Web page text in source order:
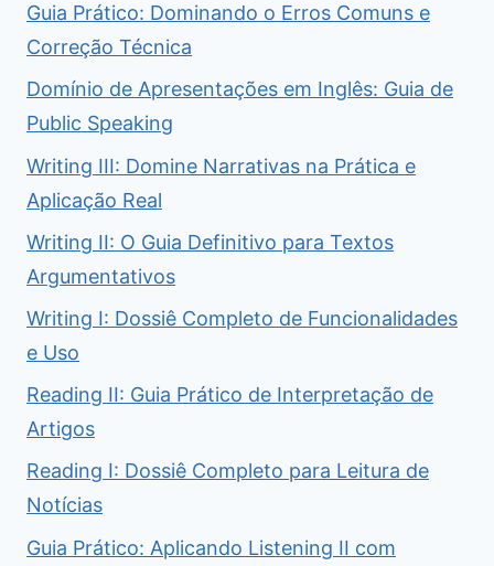
Guia Prático: Dominando o Erros Comuns e
Correção Técnica
Domínio de Apresentações em Inglês: Guia de
Public Speaking
Writing III: Domine Narrativas na Prática e
Aplicação Real
Writing II: O Guia Definitivo para Textos
Argumentativos
Writing I: Dossiê Completo de Funcionalidades
e Uso
Reading II: Guia Prático de Interpretação de
Artigos
Reading I: Dossiê Completo para Leitura de
Notícias
Guia Prático: Aplicando Listening II com